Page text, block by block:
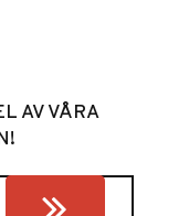
AV VÅRA